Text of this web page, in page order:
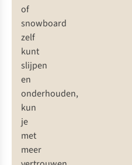
of
snowboard
zelf
kunt
slijpen
en
onderhouden,
kun
je
met
meer